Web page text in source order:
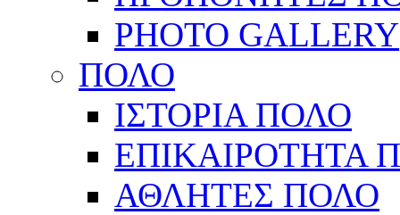
PHOTO GALLERY
ΠΟΛΟ
ΙΣΤΟΡΙΑ ΠΟΛΟ
ΕΠΙΚΑΙΡΟΤΗΤΑ
ΑΘΛΗΤΕΣ ΠΟΛΟ